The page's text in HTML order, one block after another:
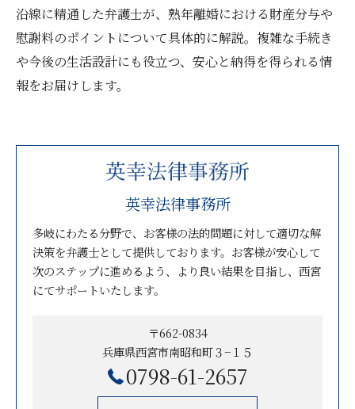
沿線に精通した弁護士が、熟年離婚における財産分与や
慰謝料のポイントについて具体的に解説。複雑な手続き
や今後の生活設計にも役立つ、安心と納得を得られる情
報をお届けします。
英幸法律事務所
多岐にわたる分野で、お客様の法的問題に対して適切な解
決策を弁護士として提供しております。お客様が安心して
次のステップに進めるよう、より良い結果を目指し、西宮
にてサポートいたします。
〒662-0834
兵庫県西宮市南昭和町３−１５
0798-61-2657